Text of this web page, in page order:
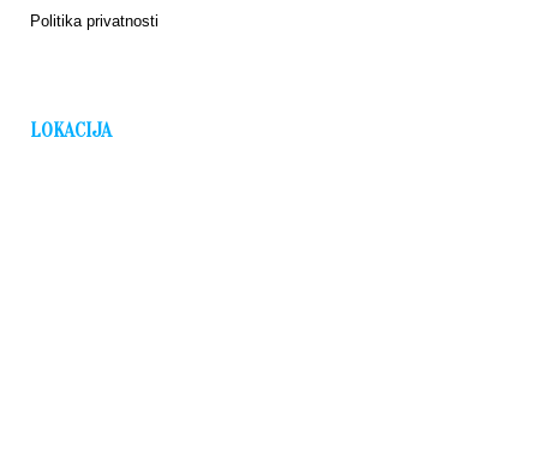
Politika privatnosti
LOKACIJA